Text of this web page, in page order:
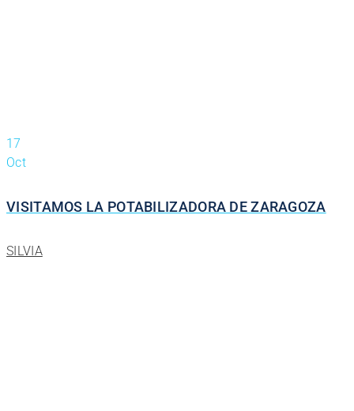
17
Oct
VISITAMOS LA POTABILIZADORA DE ZARAGOZA
SILVIA